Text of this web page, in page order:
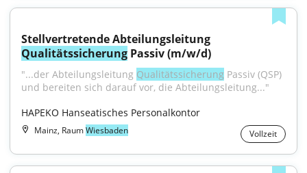
Qualitätssicherung Passiv (m/w/d)
"...der Abteilungsleitung Qualitätssicherung Passiv (QSP)
und bereiten sich darauf vor, die Abteilungsleitung..."
HAPEKO Hanseatisches Personalkontor
Mainz, RaumWiesbaden Vollzeit